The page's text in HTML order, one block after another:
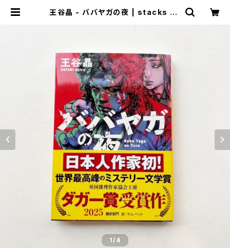
王谷晶 - ババヤガの夜 | stacks bo
1/4